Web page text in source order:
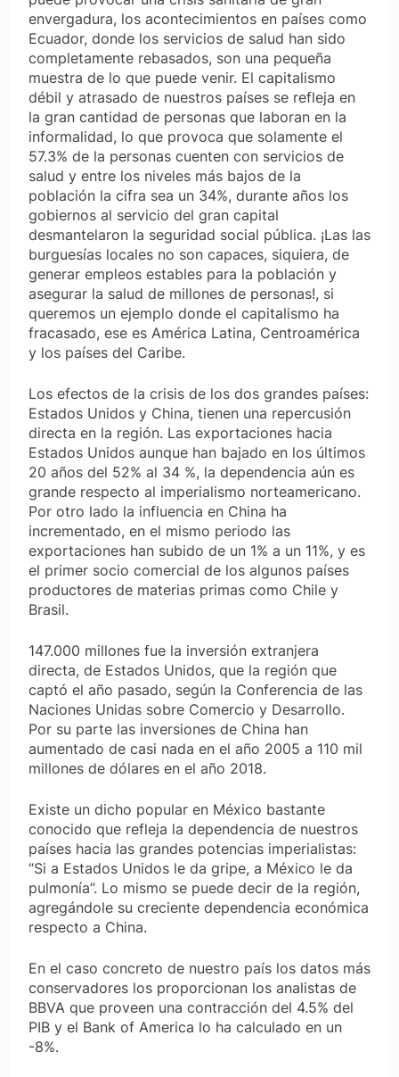
envergadura, los acontecimientos en países como
Ecuador, donde los servicios de salud han sido
completamente rebasados, son una pequeña
muestra de lo que puede venir. El capitalismo
débil y atrasado de nuestros países se refleja en
la gran cantidad de personas que laboran en la
informalidad, lo que provoca que solamente el
57.3% de la personas cuenten con servicios de
salud y entre los niveles más bajos de la
población la cifra sea un 34%, durante años los
gobiernos al servicio del gran capital
desmantelaron la seguridad social pública. ¡Las las
burguesías locales no son capaces, siquiera, de
generar empleos estables para la población y
asegurar la salud de millones de personas!, si
queremos un ejemplo donde el capitalismo ha
fracasado, ese es América Latina, Centroamérica
y los países del Caribe.
Los efectos de la crisis de los dos grandes países:
Estados Unidos y China, tienen una repercusión
directa en la región. Las exportaciones hacia
Estados Unidos aunque han bajado en los últimos
20 años del 52% al 34 %, la dependencia aún es
grande respecto al imperialismo norteamericano.
Por otro lado la influencia en China ha
incrementado, en el mismo periodo las
exportaciones han subido de un 1% a un 11%, y es
el primer socio comercial de los algunos países
productores de materias primas como Chile y
Brasil.
147.000 millones fue la inversión extranjera
directa, de Estados Unidos, que la región que
captó el año pasado, según la Conferencia de las
Naciones Unidas sobre Comercio y Desarrollo.
Por su parte las inversiones de China han
aumentado de casi nada en el año 2005 a 110 mil
millones de dólares en el año 2018.
Existe un dicho popular en México bastante
conocido que refleja la dependencia de nuestros
países hacia las grandes potencias imperialistas:
“Si a Estados Unidos le da gripe, a México le da
pulmonía”. Lo mismo se puede decir de la región,
agregándole su creciente dependencia económica
respecto a China.
En el caso concreto de nuestro país los datos más
conservadores los proporcionan los analistas de
BBVA que proveen una contracción del 4.5% del
PIB y el Bank of America lo ha calculado en un
-8%.